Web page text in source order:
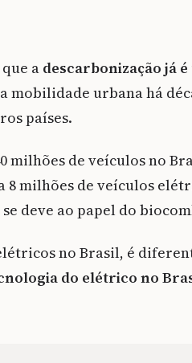
a descarbonização já
mobilidade urbana há
países.
milhões de veículos no
8 milhões de veículos
deve ao papel do
no Brasil, é
do elétrico no